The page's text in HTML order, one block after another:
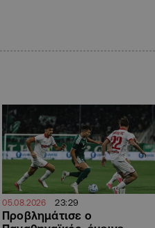
05.08.2026 23:29
Προβλημάτισε ο